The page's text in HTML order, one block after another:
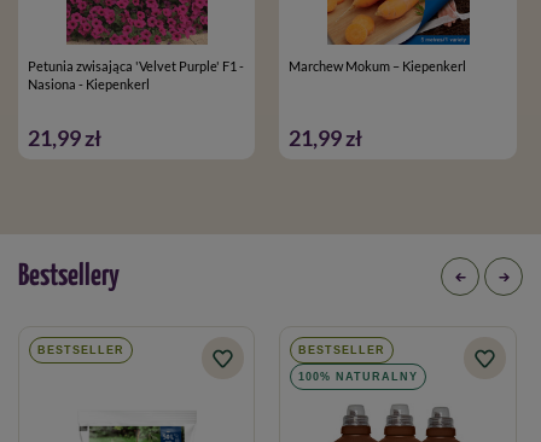
Petunia zwisająca 'Velvet Purple' F1 -
Nasiona - Kiepenkerl
21,99 zł
Marchew Mokum – Kiepenkerl
21,99 zł
Bestsellery
BESTSELLER BESTSELLER
100% NATURALNY